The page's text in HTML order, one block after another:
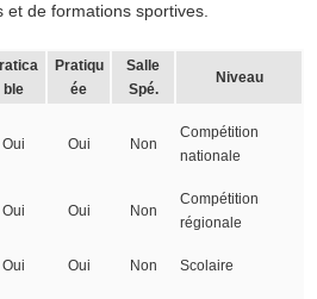
de formations sportives.
ble
Pratiqu
ée
Salle
Spé.
Niveau
Oui Oui Non
Compétition
nationale
Oui Oui Non
Compétition
régionale
Oui Oui Non Scolaire